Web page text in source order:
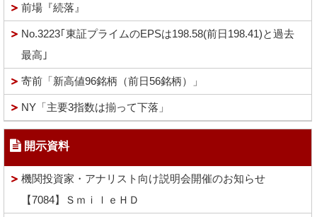
前場『続落』
No.3223｢東証プライムのEPSは198.58(前日198.41)と過去
最高｣
寄前「新高値96銘柄（前日56銘柄）」
NY「主要3指数は揃って下落」
開示資料
機関投資家・アナリスト向け説明会開催のお知らせ
【7084】ＳｍｉｌｅＨＤ